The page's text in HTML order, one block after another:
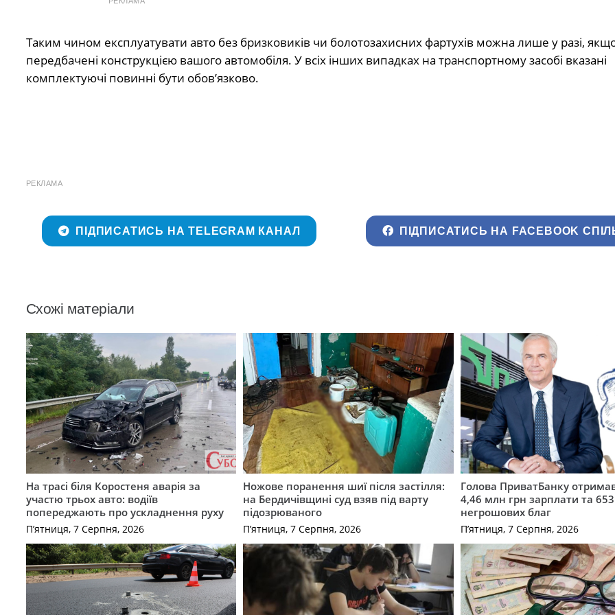
Таким чином експлуатувати авто без бризковиків чи болотозахисних фартухів можна лише у разі,
передбачені конструкцією вашого автомобіля. У всіх інших випадках на транспортному засобі вказані
комплектуючі повинні бути обов’язково.
РЕКЛАМА
ПІДПИСАТИСЬ НА TELEGRAM КАНАЛ ПІДПИСАТИСЬ НА FACEBOOK
Схожі матеріали
На трасі біля Коростеня аварія за
участю трьох авто: водіїв
попереджають про ускладнення руху
П’ятниця, 7 Серпня, 2026
Ножове поранення шиї після застілля:
на Бердичівщині суд взяв під варту
підозрюваного
П’ятниця, 7 Серпня, 2026
Голова ПриватБанку
4,46 млн грн зарплати та 653
негрошових благ
П’ятниця, 7 Серпня, 2026